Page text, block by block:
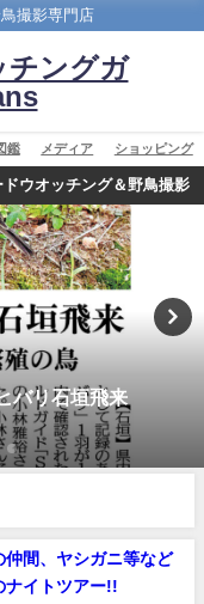
撮影専門店
チングガ
鑑 メディア ショッピング
ドウオッチング＆野鳥撮影
バリ石垣飛来
間、ヤシガニ等など
ナイトツアー!!